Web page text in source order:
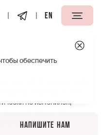
EN
Музей
дом 47, 22 апреля 1899
Набоков. С того
не изменился,
времена».
обеспечить
Напишите нам